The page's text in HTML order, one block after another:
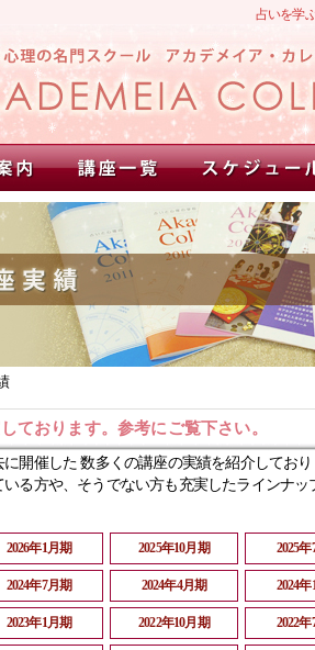
占いを学
ております。参考にご覧下さい。
開催した 数多くの講座の実績を紹介してお
いる方や、そうでない方も充実したラインナッ
2026年1月期 2025年10月期 2025
2024年7月期 2024年4月期 2024
2023年1月期 2022年10月期 2022